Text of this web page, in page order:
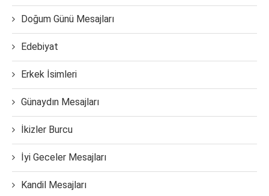
Doğum Günü Mesajları
Edebiyat
Erkek İsimleri
Günaydın Mesajları
İkizler Burcu
İyi Geceler Mesajları
Kandil Mesajları